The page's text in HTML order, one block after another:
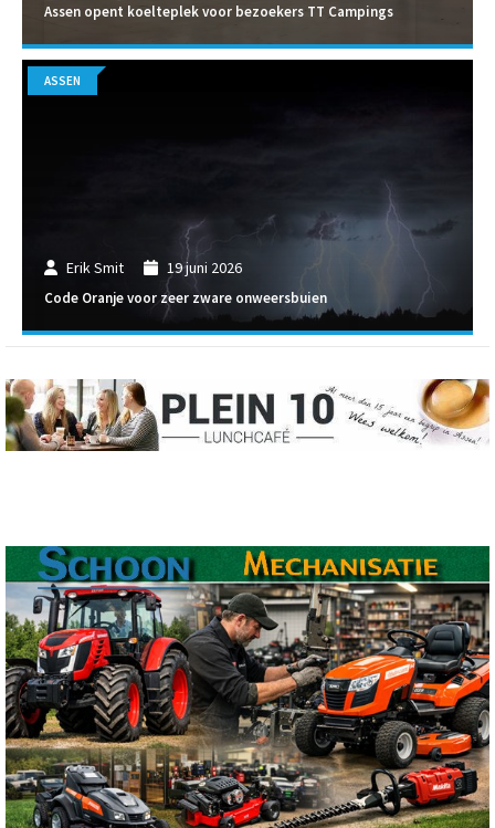
Assen opent koelteplek voor bezoekers TT Campings
Erik Smit 19 juni 2026
Code Oranje voor zeer zware onweersbuien
ASSEN